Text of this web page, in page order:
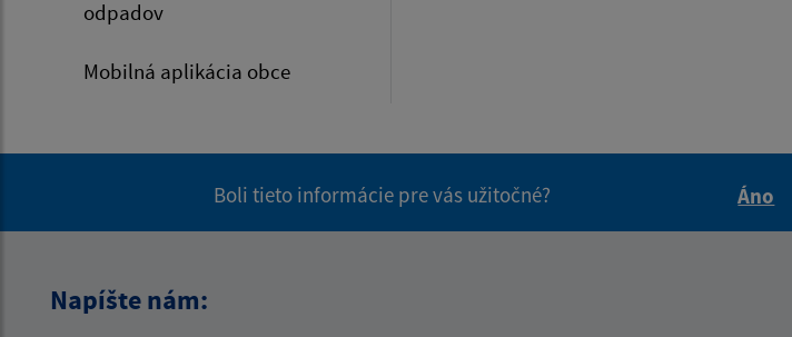
odpadov
Mobilná aplikácia obce
Boli tieto informácie pre vás užitočné?
Áno
Napíšte nám: